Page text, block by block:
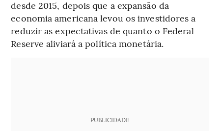
desde 2015, depois que a expansão da
economia americana levou os investidores a
reduzir as expectativas de quanto o Federal
Reserve aliviará a política monetária.
PUBLICIDADE